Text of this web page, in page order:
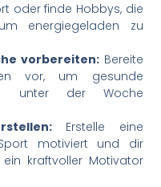
oder finde Hobbys, die
energiegeladen zu
vorbereiten:Bereite
vor, um gesunde
unter der Woche
Erstelle eine
motiviert und dir
kraftvoller Motivator